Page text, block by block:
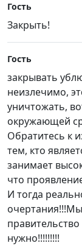
Гость
Закрыть!
Гость
закрывать
неизлечимо,
уничтожать,
окружающей
Обратитесь к
тем, кто
занимает
что
И тогда
нужно!!!!!!!!!